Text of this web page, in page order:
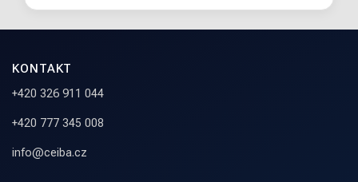
KONTAKT
+420 326 911 044
+420 777 345 008
info@ceiba.cz